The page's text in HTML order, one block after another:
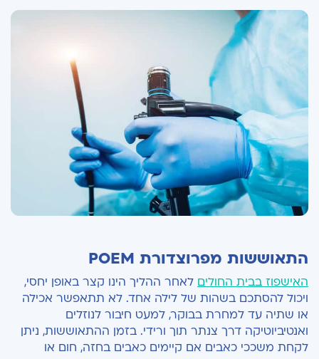
התאוששות מפרוצדורת POEM
האישפוז בבית החולים לאחר ההליך הינו קצר באופן יחסי,
ויכול להסתכם בשהות של לילה אחד. לא תתאפשר אכילה
או שתיה עד למחרת בבוקר, למעט חיבור לנוזלים
ואנטיביוטיקה דרך צנתר תוך ורידי. בזמן ההתאוששות, ניתן
לקחת משככי כאבים אם קיימים כאבים בחזה, חום או